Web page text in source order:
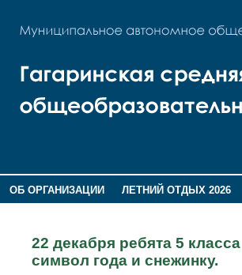
ОБ ОРГАНИЗАЦИИ ЛЕТНИЙ ОТДЫХ 2026
22 декабря ребята 5
символ года и снежинку.